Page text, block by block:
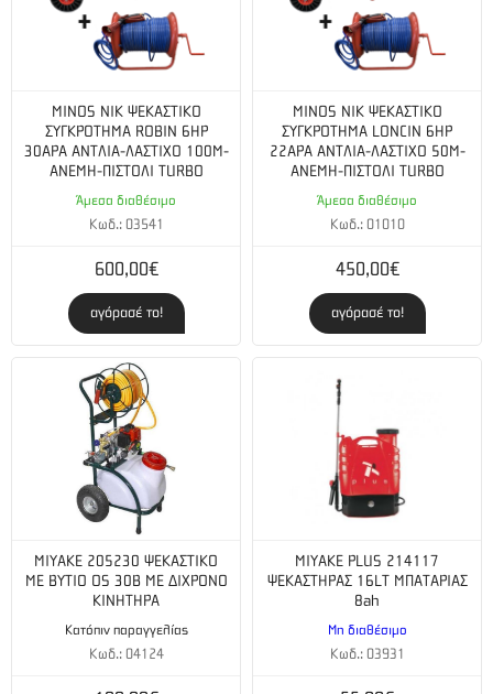
MINOS NIK ΨΕΚΑΣΤΙΚΟ
ΣΥΓΚΡΟΤΗΜΑ ROBIN 6HP
30ΑΡΑ ΑΝΤΛΙΑ-ΛΑΣΤΙΧΟ 100M-
ΑΝΕΜΗ-ΠΙΣΤΟΛΙ TURBO
Άμεσα διαθέσιμο
Κωδ.: 03541
600,00€
αγόρασέ το!
MINOS NIK ΨΕΚΑΣΤΙΚΟ
ΣΥΓΚΡΟΤΗΜΑ LONCIN 6HP
22ΑΡΑ ΑΝΤΛΙΑ-ΛΑΣΤΙΧΟ 50Μ-
ΑΝΕΜΗ-ΠΙΣΤΟΛΙ TURBO
Άμεσα διαθέσιμο
Κωδ.: 01010
450,00€
αγόρασέ το!
MIYAKE 205230 ΨΕΚΑΣΤΙΚΟ
ΜΕ ΒΥΤΙΟ OS 30B ΜΕ ΔΙΧΡΟΝΟ
ΚΙΝΗΤΗΡΑ
Κατόπιν παραγγελίας
Κωδ.: 04124
MIYAKE PLUS 214117
ΨΕΚΑΣΤΗΡΑΣ 16LT ΜΠΑΤΑΡΙΑΣ
8ah
Μη διαθέσιμο
Κωδ.: 03931